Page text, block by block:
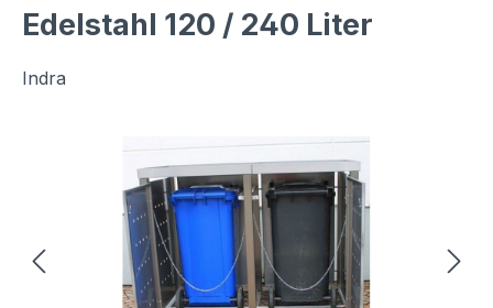
Edelstahl 120 / 240 Liter
Indra